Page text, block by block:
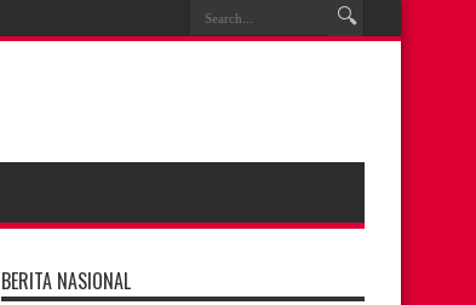
BERITA NASIONAL